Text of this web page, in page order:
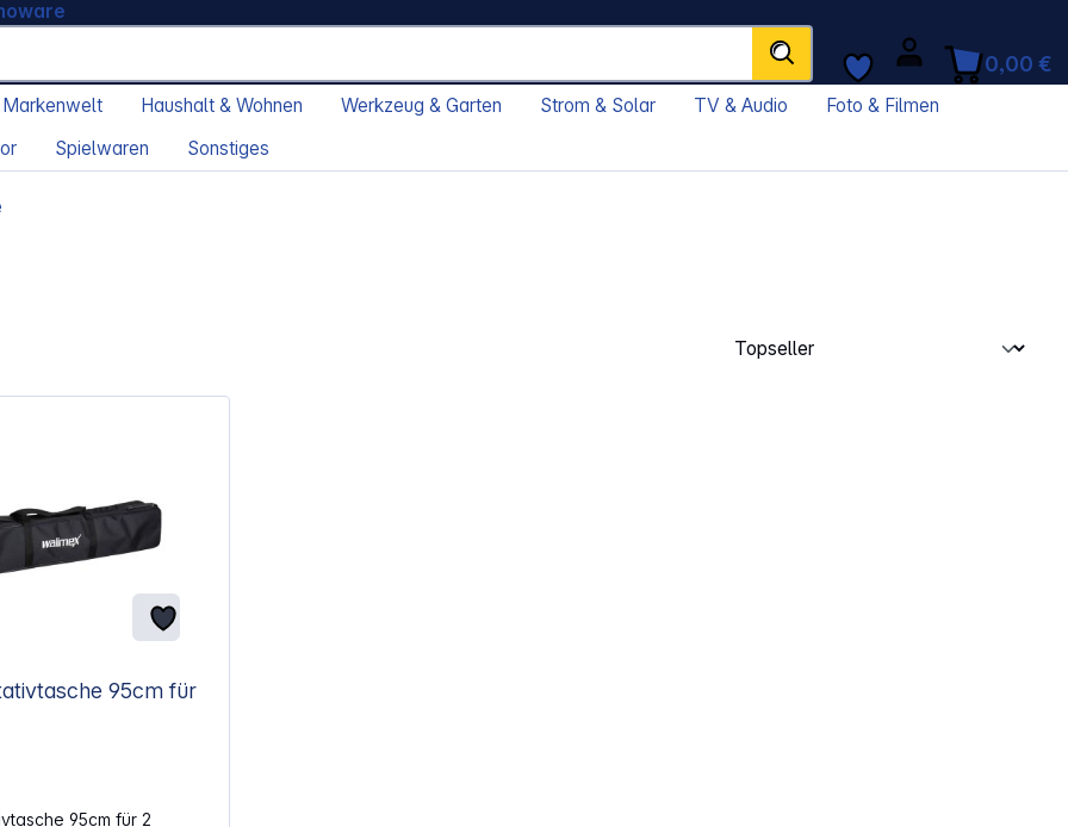
0,00 €
Haushalt & Wohnen Werkzeug & Garten Strom & Solar TV & Audio
Foto & Filmen
Spielwaren Sonstiges
95cm für
95cm für 2